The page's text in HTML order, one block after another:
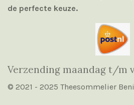
de perfecte keuze.
Verzending maandag t/m
© 2021 - 2025 Theesommelier